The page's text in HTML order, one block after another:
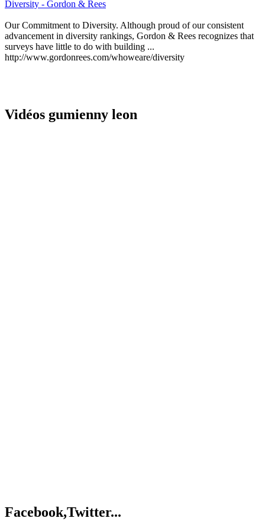
Diversity - Gordon & Rees
Our Commitment to Diversity. Although proud of our consistent
advancement in diversity rankings, Gordon & Rees recognizes that
surveys have little to do with building ...
http://www.gordonrees.com/whoweare/diversity
Vidéos gumienny leon
Facebook,Twitter...